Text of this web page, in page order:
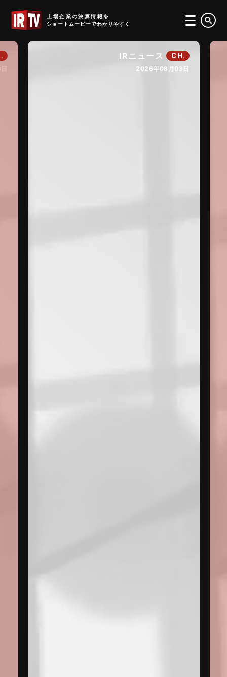
IRニュース CH.
2026年08月03日
IRTV
上場企業の決算情報を
ショートムービーでわかりやすく